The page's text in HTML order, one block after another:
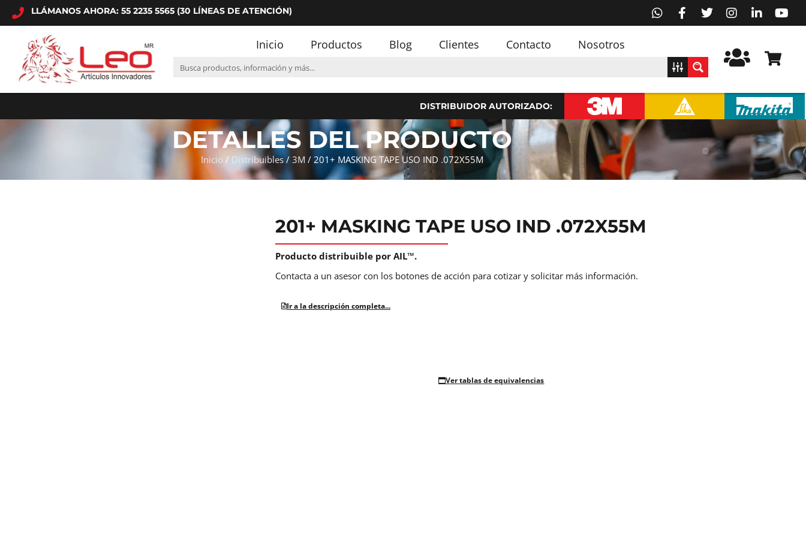
LLÁMANOS AHORA: 55 2235 5565 (30 LÍNEAS DE ATENCIÓN)
Inicio Productos Blog Clientes Contacto Nosotros
DISTRIBUIDOR AUTORIZADO:
DETALLES DEL PRODUCTO
Inicio /Distribuibles/ 3M / 201+ MASKING TAPE USO IND .072X55M
201+ MASKING TAPE USO IND .072X55M
Producto distribuible por AIL™.
Contacta a un asesor con los botones de acción para cotizar y solicitar más información.
Ir a la descripción completa...
Ver tablas de equivalencias